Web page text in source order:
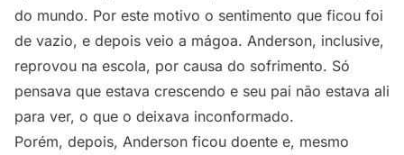
do mundo. Por este motivo o sentimento que ficou foi
de vazio, e depois veio a mágoa. Anderson, inclusive,
reprovou na escola, por causa do sofrimento. Só
pensava que estava crescendo e seu pai não estava ali
para ver, o que o deixava inconformado.
Porém, depois, Anderson ficou doente e, mesmo